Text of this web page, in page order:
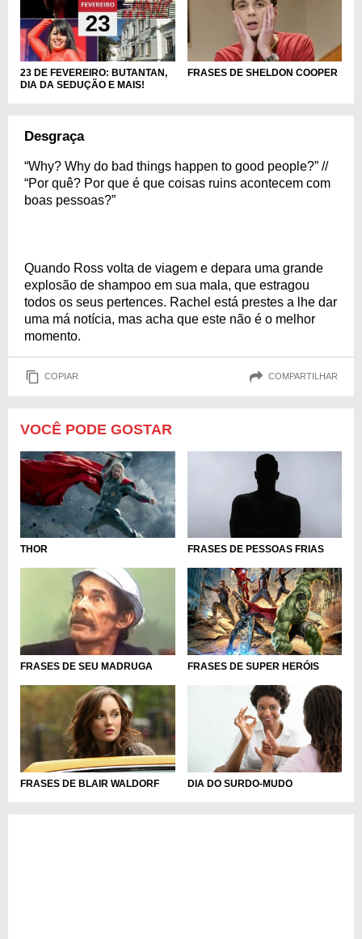
23 DE FEVEREIRO: BUTANTAN,
DIA DA SEDUÇÃO E MAIS!
FRASES DE SHELDON COOPER
Desgraça
“Why? Why do bad things happen to good people?” //
“Por quê? Por que é que coisas ruins acontecem com
boas pessoas?”
Quando Ross volta de viagem e depara uma grande
explosão de shampoo em sua mala, que estragou
todos os seus pertences. Rachel está prestes a lhe dar
uma má notícia, mas acha que este não é o melhor
momento.
COPIAR COMPARTILHAR
VOCÊ PODE GOSTAR
THOR FRASES DE PESSOAS FRIAS
FRASES DE SEU MADRUGA FRASES DE SUPER HERÓIS
FRASES DE BLAIR WALDORF DIA DO SURDO-MUDO